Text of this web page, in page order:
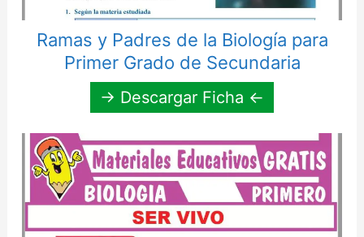
Ramas y Padres de la Biología para
Primer Grado de Secundaria
→ Descargar Ficha ←